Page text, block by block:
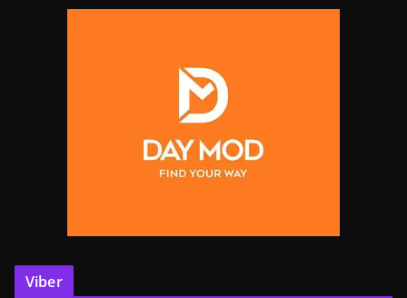
Viber